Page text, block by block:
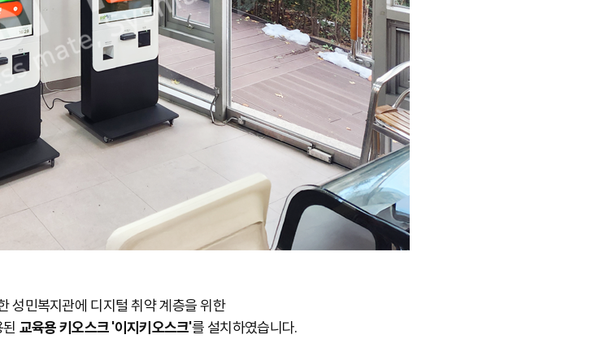
성민복지관에 디지털 취약 계층을 위한
교육용 키오스크'이지키오스크'를 설치하였습니다.